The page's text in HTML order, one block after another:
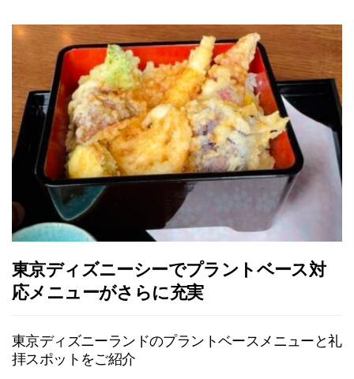
東京ディズニーシーでプラントベース対
応メニューがさらに充実
東京ディズニーランドのプラントベースメニューと礼
拝スポットをご紹介